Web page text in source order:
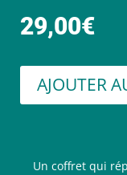
29,00€
AJOUTER
Un coffret qui